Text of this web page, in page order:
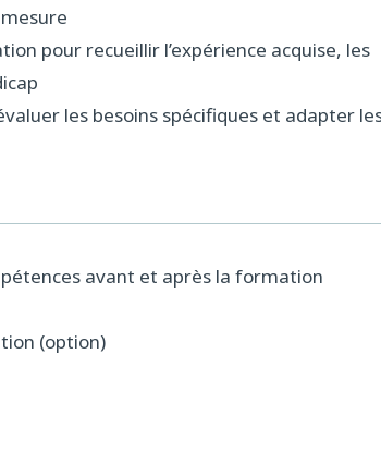
pour recueillir l’expérience acquise, les
les besoins spécifiques et adapter
avant et après la formation
(option)